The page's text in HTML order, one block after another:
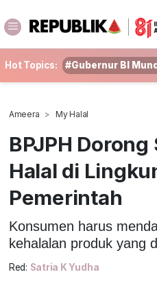
Hot Topics: #Gubernur BI
Ameera My Halal
BPJPH
Halal di
Pemerintah
Konsumen harus
kehalalan produk yang
Red: Satria K Yudha